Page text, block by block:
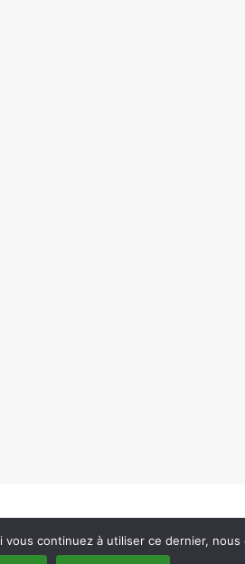
continuez à utiliser ce dernier,